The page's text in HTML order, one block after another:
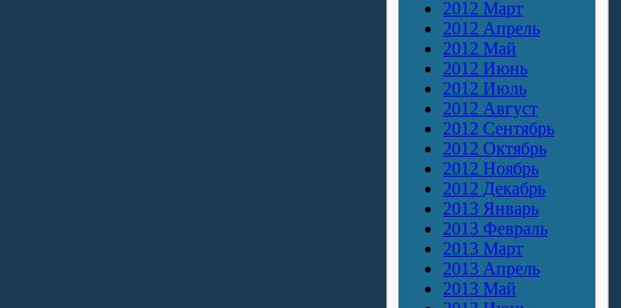
2012 Март
2012 Апрель
2012 Май
2012 Июнь
2012 Июль
2012 Август
2012 Сентябрь
2012 Октябрь
2012 Ноябрь
2012 Декабрь
2013 Январь
2013 Февраль
2013 Март
2013 Апрель
2013 Май